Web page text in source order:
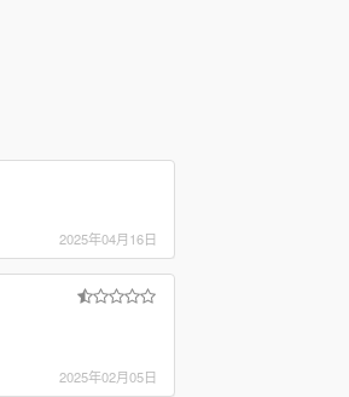
2025年04月16日
2025年02月05日